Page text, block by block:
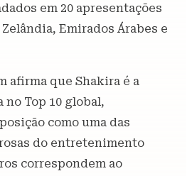
em 20 apresentações
Emirados Árabes e
afirma que Shakira é a
Top 10 global,
como uma das
do entretenimento
correspondem ao